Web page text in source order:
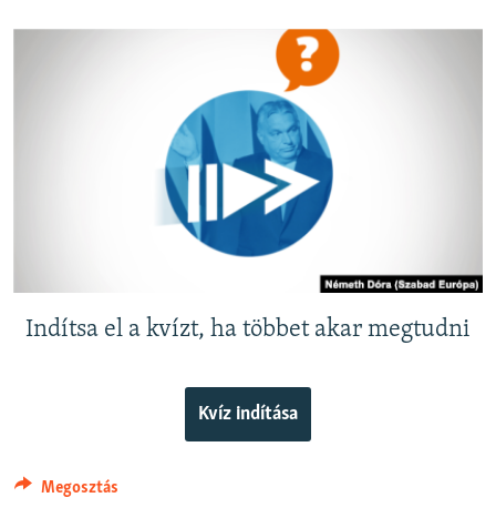
A MÚLT TANULSÁGAI
Indítsa el a kvízt, ha többet akar megtudni
Kvíz indítása
Megosztás